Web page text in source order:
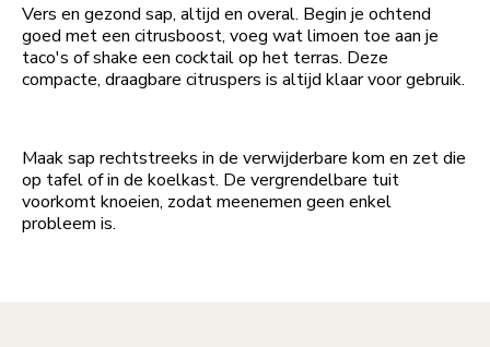
Vers en gezond sap, altijd en overal. Begin je ochtend
goed met een citrusboost, voeg wat limoen toe aan je
taco's of shake een cocktail op het terras. Deze
compacte, draagbare citruspers is altijd klaar voor gebruik.
Maak sap rechtstreeks in de verwijderbare kom en zet die
op tafel of in de koelkast. De vergrendelbare tuit
voorkomt knoeien, zodat meenemen geen enkel
probleem is.